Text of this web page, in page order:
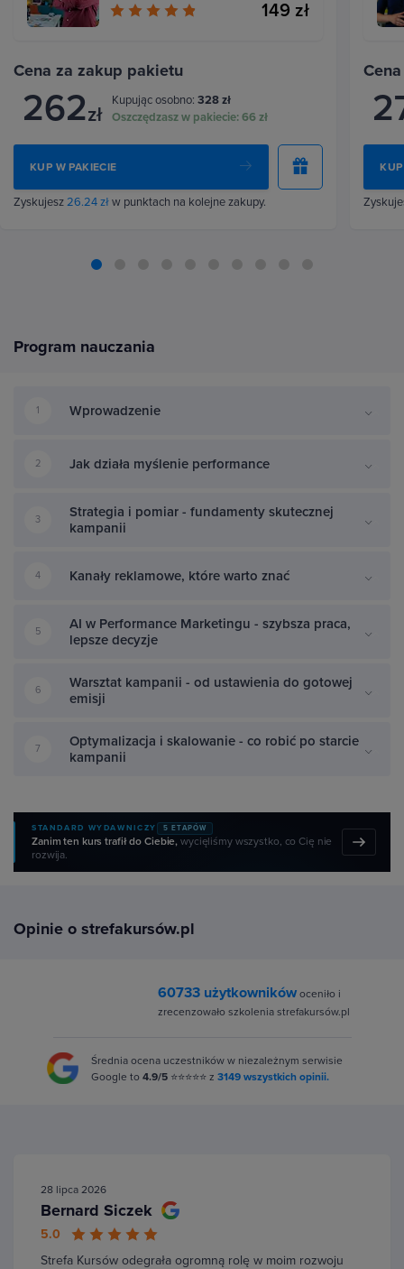
149 zł
Cena za zakup pakietu
262zł
Kupując osobno: 328 zł
Oszczędzasz w pakiecie:66 zł
KUP W PAKIECIE
Zyskujesz26.24 złw punktach na kolejne zakupy.
Program nauczania
1 Wprowadzenie
2 Jak działa myślenie performance
3
Strategia i pomiar - fundamenty skutecznej
kampanii
4 Kanały reklamowe, które warto znać
5
AI w Performance Marketingu - szybsza praca,
lepsze decyzje
6
Warsztat kampanii - od ustawienia do gotowej
emisji
7
Optymalizacja i skalowanie - co robić po starcie
kampanii
STANDARD WYDAWNICZY 5 ETAPÓW
Zanim ten kurs trafił do Ciebie,wycięliśmy wszystko, co Cię nie
rozwija.
Opinie o strefakursów.pl
60733 użytkownikówoceniło i
zrecenzowało szkolenia strefakursów.pl
Średnia ocena uczestników w niezależnym serwisie
Google to 4.9/5 ⭐⭐⭐⭐⭐ z 3149 wszystkich opinii.
28 lipca 2026
Bernard Siczek
5.0
Strefa Kursów odegrała ogromną rolę w moim rozwoju